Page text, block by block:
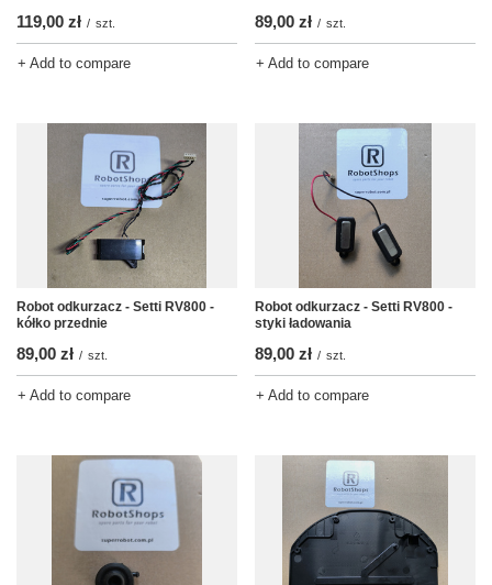
119,00 zł / szt.
+ Add to compare
89,00 zł / szt.
+ Add to compare
Robot odkurzacz - Setti RV800 -
kółko przednie
89,00 zł / szt.
+ Add to compare
Robot odkurzacz - Setti RV800 -
styki ładowania
89,00 zł / szt.
+ Add to compare